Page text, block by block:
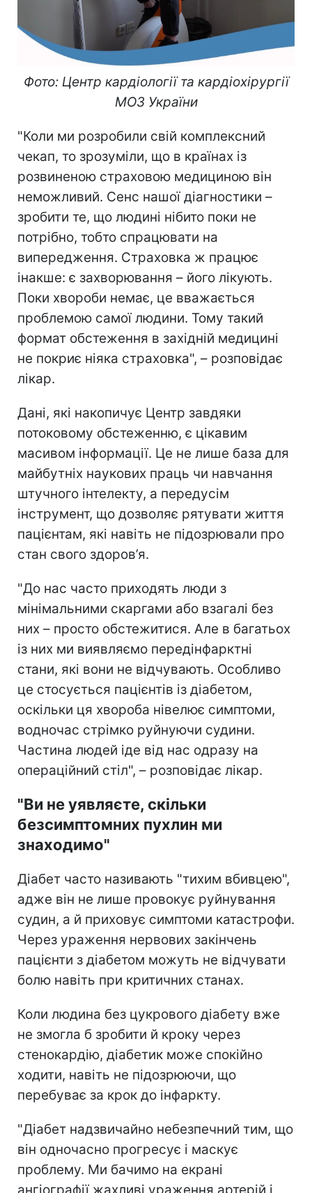
Фото: Центр кардіології та кардіохірургії
МОЗ України
"Коли ми розробили свій комплексний
чекап, то зрозуміли, що в країнах із
розвиненою страховою медициною він
неможливий. Сенс нашої діагностики –
зробити те, що людині нібито поки не
потрібно, тобто спрацювати на
випередження. Страховка ж працює
інакше: є захворювання – його лікують.
Поки хвороби немає, це вважається
проблемою самої людини. Тому такий
формат обстеження в західній медицині
не покриє ніяка страховка", – розповідає
лікар.
Дані, які накопичує Центр завдяки
потоковому обстеженню, є цікавим
масивом інформації. Це не лише база для
майбутніх наукових праць чи навчання
штучного інтелекту, а передусім
інструмент, що дозволяє рятувати життя
пацієнтам, які навіть не підозрювали про
стан свого здоров’я.
"До нас часто приходять люди з
мінімальними скаргами або взагалі без
них – просто обстежитися. Але в багатьох
із них ми виявляємо передінфарктні
стани, які вони не відчувають. Особливо
це стосується пацієнтів із діабетом,
оскільки ця хвороба нівелює симптоми,
водночас стрімко руйнуючи судини.
Частина людей іде від нас одразу на
операційний стіл", – розповідає лікар.
"Ви не уявляєте, скільки
безсимптомних пухлин ми
знаходимо"
Діабет часто називають "тихим вбивцею",
адже він не лише провокує руйнування
судин, а й приховує симптоми катастрофи.
Через ураження нервових закінчень
пацієнти з діабетом можуть не відчувати
болю навіть при критичних станах.
Коли людина без цукрового діабету вже
не змогла б зробити й кроку через
стенокардію, діабетик може спокійно
ходити, навіть не підозрюючи, що
перебуває за крок до інфаркту.
"Діабет надзвичайно небезпечний тим, що
він одночасно прогресує і маскує
проблему. Ми бачимо на екрані